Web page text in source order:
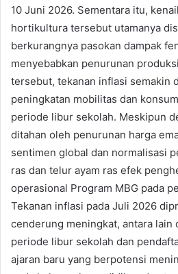
10 Juni 2026. Sementara itu,
hortikultura tersebut utamanya
berkurangnya pasokan dampak
menyebabkan penurunan
tersebut, tekanan inflasi semakin
peningkatan mobilitas dan
periode libur sekolah. Meskipun
ditahan oleh penurunan harga
sentimen global dan normalisasi
ras dan telur ayam ras efek
operasional Program MBG pada
Tekanan inflasi pada Juli 2026
cenderung meningkat, antara lain
periode libur sekolah dan
ajaran baru yang berpotensi